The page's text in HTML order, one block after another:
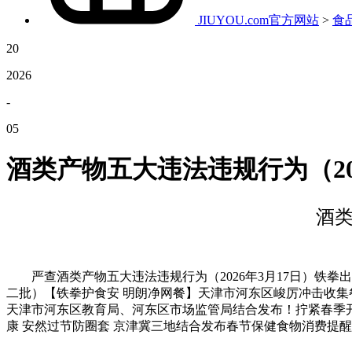
JIUYOU.com官方网站 > 食
20
2026
-
05
酒类产物五大违法违规行为（
酒
严查酒类产物五大违法违规行为（2026年3月17日）铁拳
二批）【铁拳护食安 明朗净网餐】天津市河东区峻厉冲击收
天津市河东区教育局、河东区市场监管局结合发布！拧紧春
康 安然过节防圈套 京津冀三地结合发布春节保健食物消费提